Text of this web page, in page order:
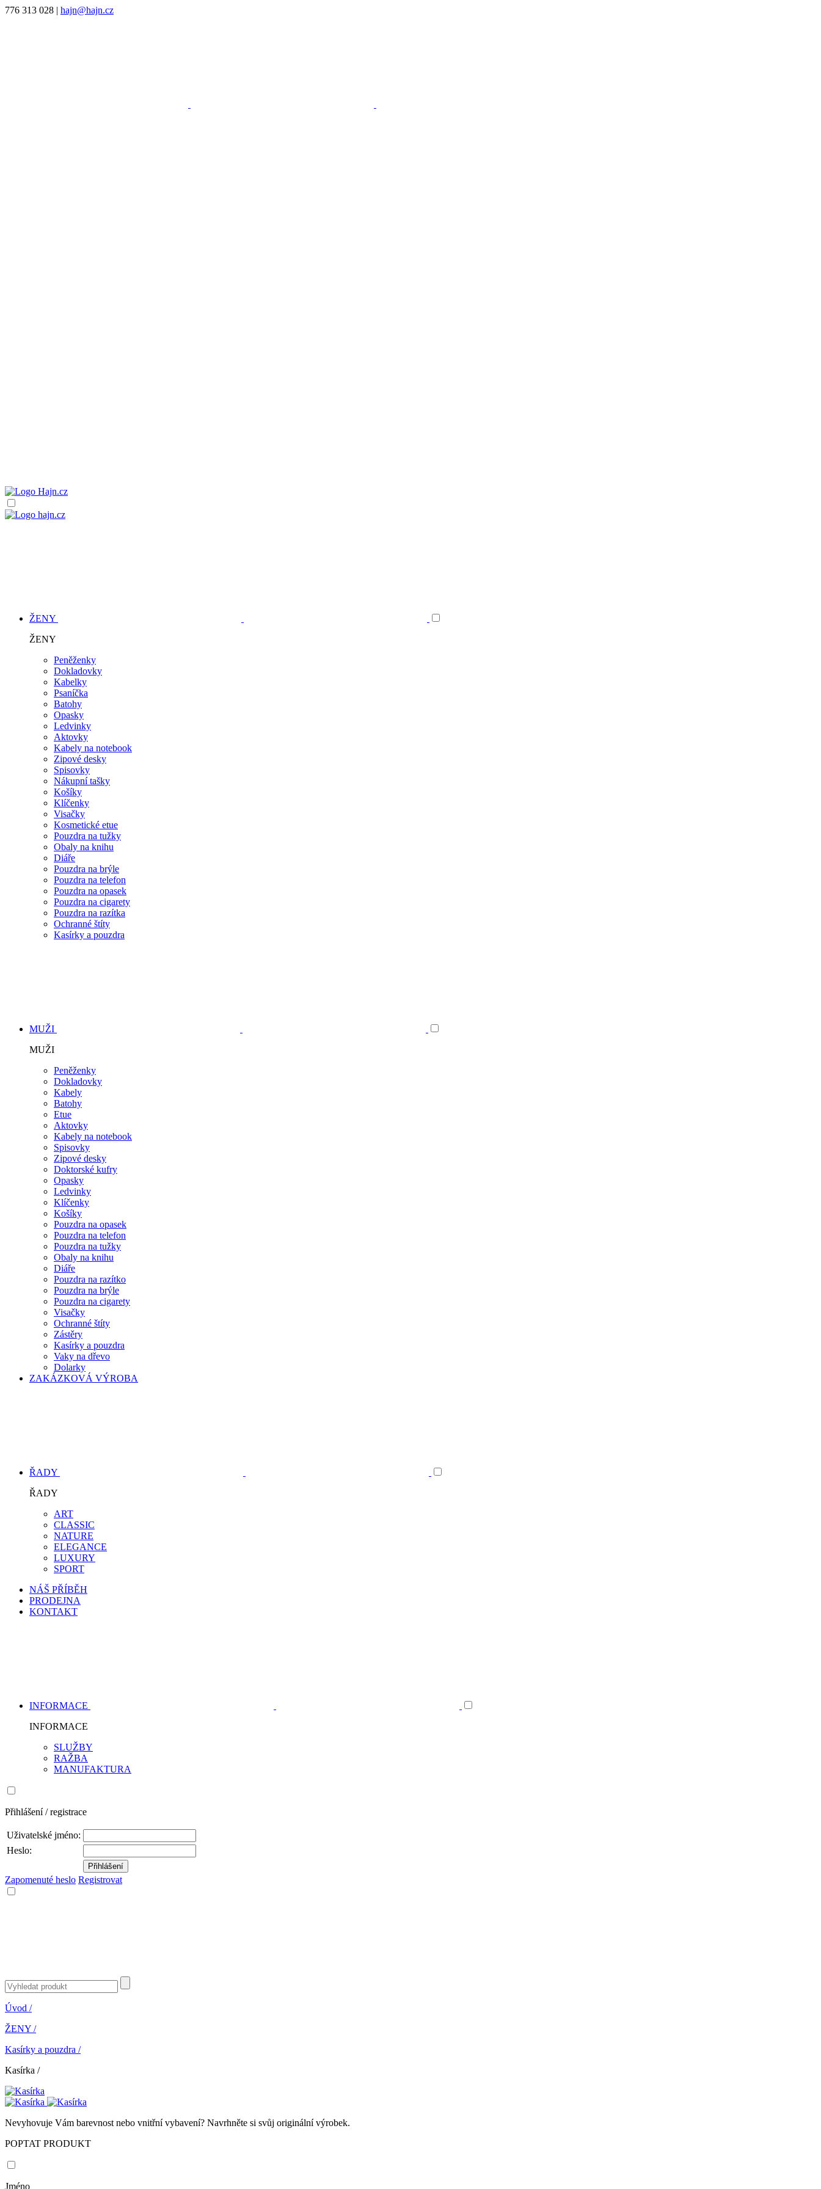
776 313 028 | hajn@hajn.cz
ŽENY
ŽENY
Peněženky
Dokladovky
Kabelky
Psaníčka
Batohy
Opasky
Ledvinky
Aktovky
Kabely na notebook
Zipové desky
Spisovky
Nákupní tašky
Košíky
Klíčenky
Visačky
Kosmetické etue
Pouzdra na tužky
Obaly na knihu
Diáře
Pouzdra na brýle
Pouzdra na telefon
Pouzdra na opasek
Pouzdra na cigarety
Pouzdra na razítka
Ochranné štíty
Kasírky a pouzdra
MUŽI
MUŽI
Peněženky
Dokladovky
Kabely
Batohy
Etue
Aktovky
Kabely na notebook
Spisovky
Zipové desky
Doktorské kufry
Opasky
Ledvinky
Klíčenky
Košíky
Pouzdra na opasek
Pouzdra na telefon
Pouzdra na tužky
Obaly na knihu
Diáře
Pouzdra na razítko
Pouzdra na brýle
Pouzdra na cigarety
Visačky
Ochranné štíty
Zástěry
Kasírky a pouzdra
Vaky na dřevo
Dolarky
ZAKÁZKOVÁ VÝROBA
ŘADY
ŘADY
ART
CLASSIC
NATURE
ELEGANCE
LUXURY
SPORT
NÁŠ PŘÍBĚH
PRODEJNA
KONTAKT
INFORMACE
INFORMACE
SLUŽBY
RAŽBA
MANUFAKTURA
Přihlášení / registrace
Uživatelské jméno:
Heslo:
Zapomenuté heslo Registrovat
Úvod /
ŽENY /
Kasírky a pouzdra /
Kasírka /
Nevyhovuje Vám barevnost nebo vnitřní vybavení? Navrhněte si svůj originální výrobek.
POPTAT PRODUKT
Jméno